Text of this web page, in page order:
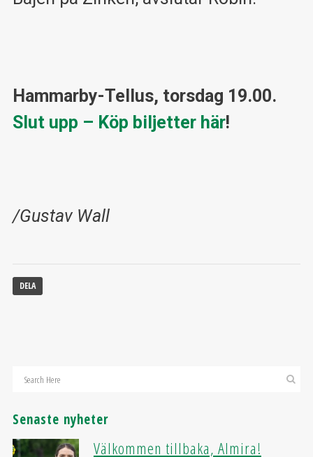
Hammarby-Tellus, torsdag 19.00.
Slut upp – Köp biljetter här!
/Gustav Wall
DELA
Senaste nyheter
Välkommen tillbaka, Almira!